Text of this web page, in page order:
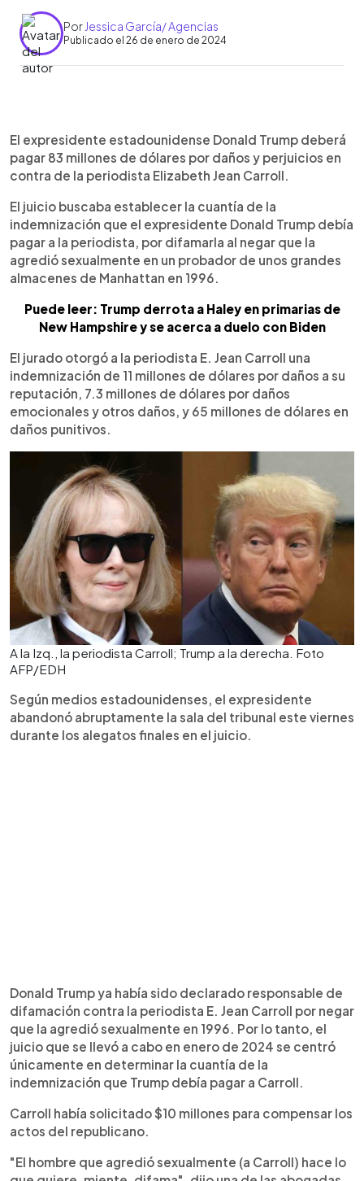
Por Jessica García/ Agencias
Publicado el 26 de enero de 2024
Escuchar artículo
El expresidente estadounidense Donald Trump deberá
pagar 83 millones de dólares por daños y perjuicios en
contra de la periodista Elizabeth Jean Carroll.
El juicio buscaba establecer la cuantía de la
indemnización que el expresidente Donald Trump debía
pagar a la periodista, por difamarla al negar que la
agredió sexualmente en un probador de unos grandes
almacenes de Manhattan en 1996.
Puede leer: Trump derrota a Haley en primarias de
New Hampshire y se acerca a duelo con Biden
El jurado otorgó a la periodista E. Jean Carroll una
indemnización de 11 millones de dólares por daños a su
reputación, 7.3 millones de dólares por daños
emocionales y otros daños, y 65 millones de dólares en
daños punitivos.
A la Izq., la periodista Carroll; Trump a la derecha. Foto
AFP/EDH
Según medios estadounidenses, el expresidente
abandonó abruptamente la sala del tribunal este viernes
durante los alegatos finales en el juicio.
Donald Trump ya había sido declarado responsable de
difamación contra la periodista E. Jean Carroll por negar
que la agredió sexualmente en 1996. Por lo tanto, el
juicio que se llevó a cabo en enero de 2024 se centró
únicamente en determinar la cuantía de la
indemnización que Trump debía pagar a Carroll.
Carroll había solicitado $10 millones para compensar los
actos del republicano.
"El hombre que agredió sexualmente (a Carroll) hace lo